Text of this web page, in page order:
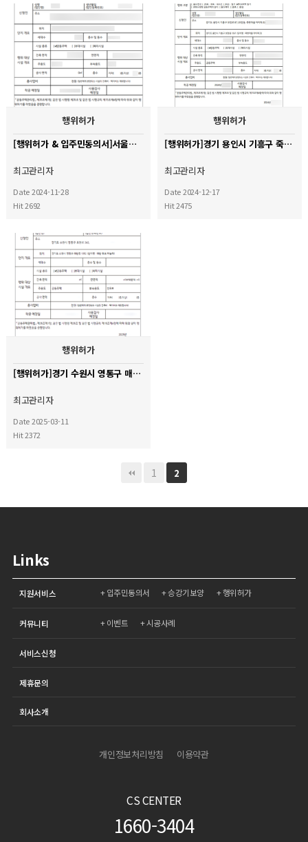
행위허가
[행위허가 & 입주민동의서]서울시 노원구 중계무지개아파트
최고관리자
Date 2024-11-28
Hit 2692
행위허가
[행위허가]경기 용인시 기흥구 죽현마을 아이파크 아파트
최고관리자
Date 2024-12-17
Hit 2475
행위허가
[행위허가]경기 수원시 영통구 매탄 위브 하늘채 아파트
최고관리자
Date 2025-03-11
Hit 2372
1 2
Links
지원서비스 입주민동의서 승강기보양 행위허가
커뮤니티 이벤트 시공사례
서비스신청
제휴문의
회사소개
개인정보처리방침 이용약관
CS CENTER
1660-3404